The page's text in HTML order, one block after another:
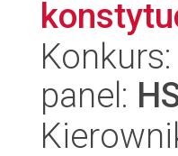
Konkurs:
panel: